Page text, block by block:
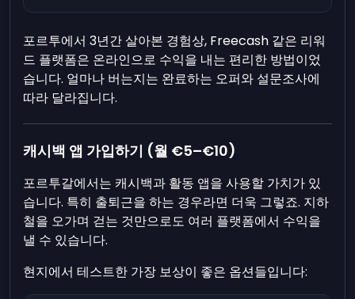
포르투에서 3년간 살아본 경험상, Freecash 같은 리워
드 플랫폼은 온라인으로 수익을 내는 편리한 방법이었
습니다. 얼마나 버는지는 완료하는 오퍼와 설문조사에
따라 달라집니다.
캐시백 앱 가입하기 (월 €5–€10)
포르투갈에서는 캐시백과 활동 앱을 사용할 가치가 있
습니다. 특히 출퇴근을 하는 경우라면 더욱 그렇죠. 지하
철을 오가며 걷는 것만으로도 여러 플랫폼에서 수익을
낼 수 있습니다.
현지에서 테스트한 가장 보상이 좋은 옵션들입니다: